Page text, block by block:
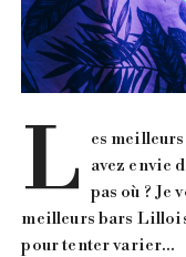
L
es
avez envie
pas où ? Je
meilleurs bars
pour tenter varier…